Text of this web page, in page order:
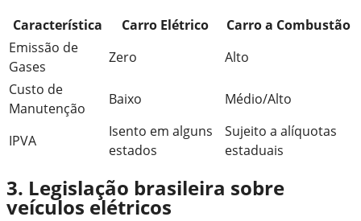
Característica
Carro Elétrico
Carro a Combustão
Emissão de
Gases
Zero
Alto
Custo de
Manutenção
Baixo Médio/Alto
IPVA
Isento em alguns
estados
Sujeito a alíquotas
estaduais
3. Legislação brasileira sobre
veículos elétricos